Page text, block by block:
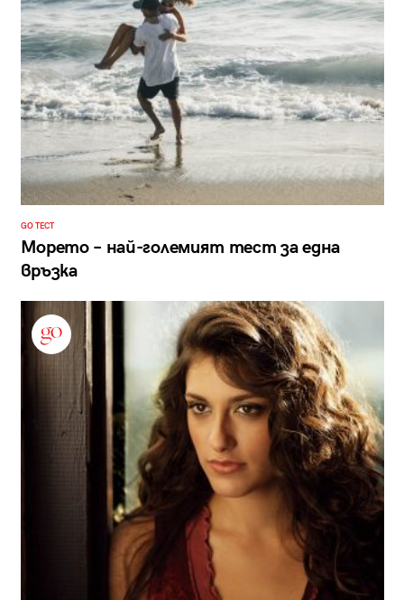
GO ТЕСТ
Морето – най-големият тест за една
връзка